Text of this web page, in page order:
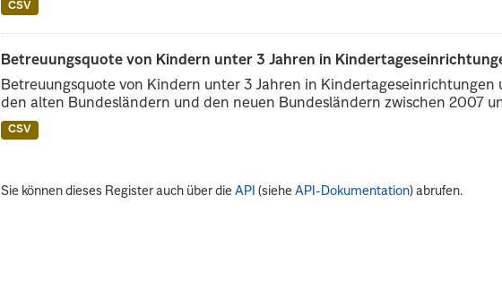
CSV
Betreuungsquote von Kindern unter 3 Jahren in
Betreuungsquote von Kindern unter 3 Jahren in Kindertageseinrichtungen
den alten Bundesländern und den neuen Bundesländern zwischen 2007
CSV
Sie können dieses Register auch über dieAPI (sieheAPI-Dokumentation) abrufen.